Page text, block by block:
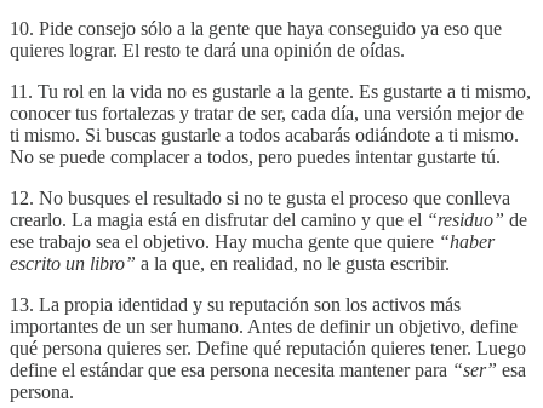
10. Pide consejo sólo a la gente que haya conseguido ya eso que
quieres lograr. El resto te dará una opinión de oídas.
11. Tu rol en la vida no es gustarle a la gente. Es gustarte a ti mismo,
conocer tus fortalezas y tratar de ser, cada día, una versión mejor de
ti mismo. Si buscas gustarle a todos acabarás odiándote a ti mismo.
No se puede complacer a todos, pero puedes intentar gustarte tú.
12. No busques el resultado si no te gusta el proceso que conlleva
crearlo. La magia está en disfrutar del camino y que el “residuo” de
ese trabajo sea el objetivo. Hay mucha gente que quiere “haber
escrito un libro” a la que, en realidad, no le gusta escribir.
13. La propia identidad y su reputación son los activos más
importantes de un ser humano. Antes de definir un objetivo, define
qué persona quieres ser. Define qué reputación quieres tener. Luego
define el estándar que esa persona necesita mantener para “ser” esa
persona.